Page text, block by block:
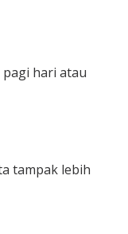
hari atau
tampak lebih